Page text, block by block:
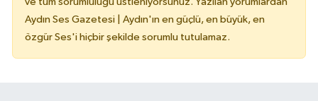
Aydın Ses Gazetesi | Aydın'ın en güçlü, en büyük, en
özgür Ses'i hiçbir şekilde sorumlu tutulamaz.